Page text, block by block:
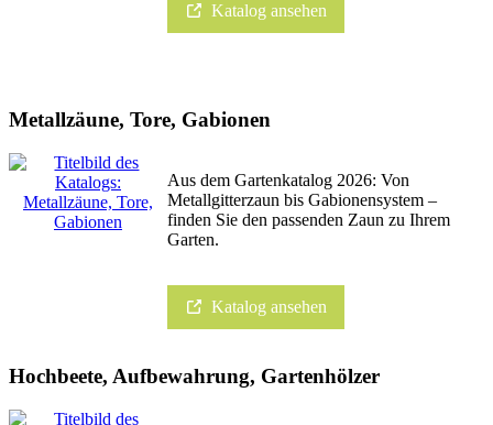
Katalog ansehen
Metallzäune, Tore, Gabionen
Aus dem Gartenkatalog 2026: Von
Metallgitterzaun bis Gabionensystem –
finden Sie den passenden Zaun zu Ihrem
Garten.
Katalog ansehen
Hochbeete, Aufbewahrung, Gartenhölzer